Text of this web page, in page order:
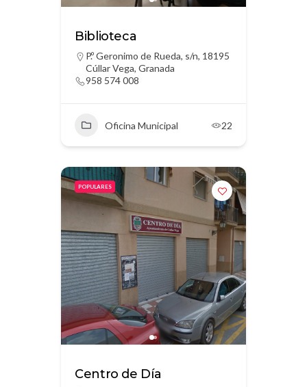
Biblioteca
P.º Geronimo de Rueda, s/n, 18195
Cúllar Vega, Granada
958 574 008
Oficina Municipal 22
POPULARES
Centro de Día